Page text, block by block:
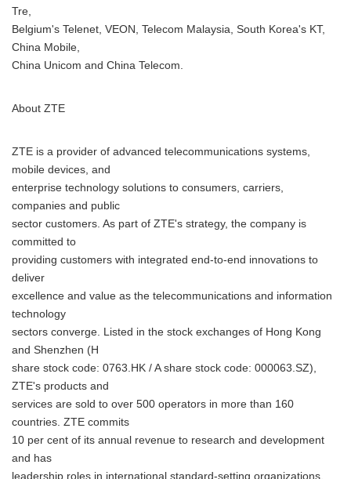
Tre,
Belgium's Telenet, VEON, Telecom Malaysia, South Korea's KT,
China Mobile,
China Unicom and China Telecom.
About ZTE
ZTE is a provider of advanced telecommunications systems,
mobile devices, and
enterprise technology solutions to consumers, carriers,
companies and public
sector customers. As part of ZTE's strategy, the company is
committed to
providing customers with integrated end-to-end innovations to
deliver
excellence and value as the telecommunications and information
technology
sectors converge. Listed in the stock exchanges of Hong Kong
and Shenzhen (H
share stock code: 0763.HK / A share stock code: 000063.SZ),
ZTE's products and
services are sold to over 500 operators in more than 160
countries. ZTE commits
10 per cent of its annual revenue to research and development
and has
leadership roles in international standard-setting organizations.